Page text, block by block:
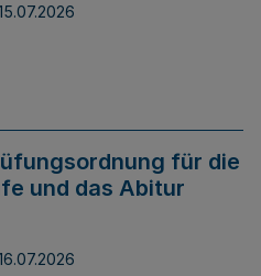
für die
und das Abitur